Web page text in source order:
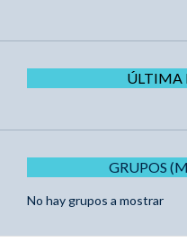
ÚLTIMA
GRUPOS
No hay grupos a mostrar